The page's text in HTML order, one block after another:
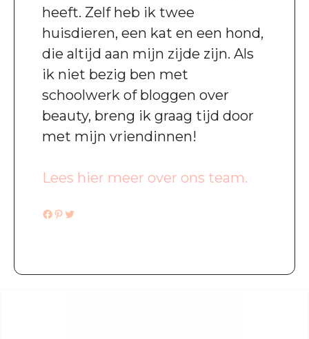
heeft. Zelf heb ik twee
huisdieren, een kat en een hond,
die altijd aan mijn zijde zijn. Als
ik niet bezig ben met
schoolwerk of bloggen over
beauty, breng ik graag tijd door
met mijn vriendinnen!
Lees hier meer over ons team.
Facebook
Pinterest
Twitter